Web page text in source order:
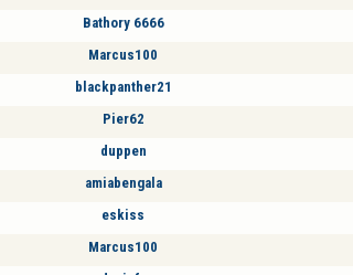
Bathory 6666
Marcus100
blackpanther21
Pier62
duppen
amiabengala
eskiss
Marcus100